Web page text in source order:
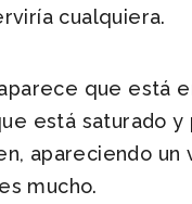
cualquiera.
que está
está saturado y
apareciendo un
mucho.